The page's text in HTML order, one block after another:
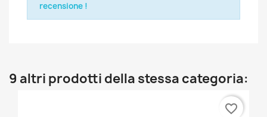
recensione !
9 altri prodotti della stessa categoria:
favorite_border